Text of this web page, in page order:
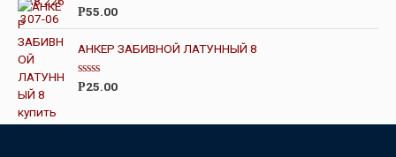
и
з
О
е
н
к
а
и
Р55.00
АНКЕР ЗАБИВНОЙ ЛАТУННЫЙ 8
О
Р25.00